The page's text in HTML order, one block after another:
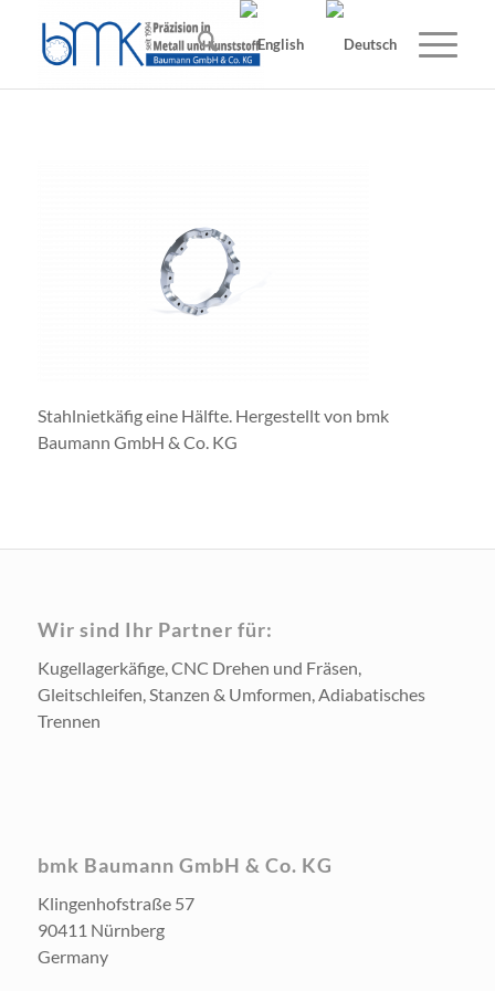
Stahlnietkäfig eine Hälfte. Hergestellt von bmk
Baumann GmbH & Co. KG
Wir sind Ihr Partner für:
Kugellagerkäfige, CNC Drehen und Fräsen,
Gleitschleifen, Stanzen & Umformen, Adiabatisches
Trennen
bmk Baumann GmbH & Co. KG
Klingenhofstraße 57
90411 Nürnberg
Germany